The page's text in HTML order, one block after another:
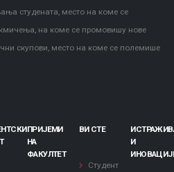
студената, место на коме се
на коме се промовишу нове
скупови, место на коме се полемише
ПРИЈЕМИ
НА
ФАКУЛТЕТ
ВИ СТЕ
Студент
И